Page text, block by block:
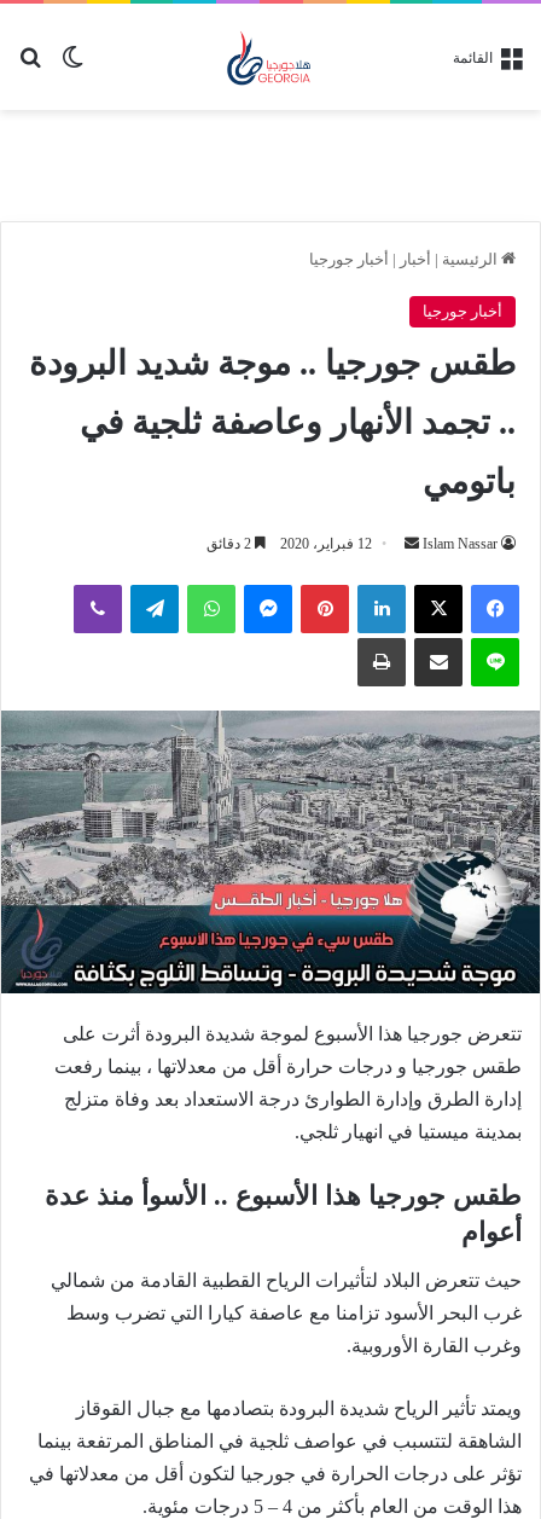
الوضع القائمة
الرئيسية | أخبار | أخبار جورجيا
أخبار جورجيا
طقس جورجيا .. موجة شديد البرودة
.. تجمد الأنهار وعاصفة ثلجية في
باتومي
Islam Nassar
أرسل
إلكترونيا
12 فبراير، 2020
لينكدإن بينتيريستماسنجر واتساب تيلقرام ڤايبر
لاين مشاركة عبر البريد طباعة
تتعرض جورجيا هذا الأسبوع لموجة شديدة البرودة أثرت على
طقس جورجيا و درجات حرارة أقل من معدلاتها ، بينما رفعت
إدارة الطرق وإدارة الطوارئ درجة الاستعداد بعد وفاة متزلج
بمدينة ميستيا في انهيار ثلجي.
طقس جورجيا هذا الأسبوع .. الأسوأ منذ عدة
أعوام
حيث تتعرض البلاد لتأثيرات الرياح القطبية القادمة من شمالي
غرب البحر الأسود تزامنا مع عاصفة كيارا التي تضرب وسط
وغرب القارة الأوروبية.
ويمتد تأثير الرياح شديدة البرودة بتصادمها مع جبال القوقاز
الشاهقة لتتسبب في عواصف ثلجية في المناطق المرتفعة بينما
تؤثر على درجات الحرارة في جورجيا لتكون أقل من معدلاتها في
هذا الوقت من العام بأكثر من 4 – 5 درجات مئوية.